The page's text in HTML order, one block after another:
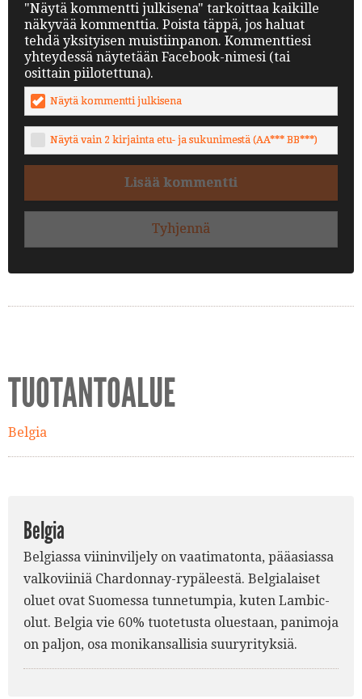
"Näytä kommentti julkisena" tarkoittaa kaikille
näkyvää kommenttia. Poista täppä, jos haluat
tehdä yksityisen muistiinpanon. Kommenttiesi
yhteydessä näytetään Facebook-nimesi (tai
osittain piilotettuna).
Näytä kommentti julkisena
Näytä vain 2 kirjainta etu- ja sukunimestä (AA*** BB***)
Lisää kommentti
Tyhjennä
TUOTANTOALUE
Belgia
Belgia
Belgiassa viininviljely on vaatimatonta, pääasiassa
valkoviiniä Chardonnay-rypäleestä. Belgialaiset
oluet ovat Suomessa tunnetumpia, kuten Lambic-
olut. Belgia vie 60% tuotetusta oluestaan, panimoja
on paljon, osa monikansallisia suuryrityksiä.